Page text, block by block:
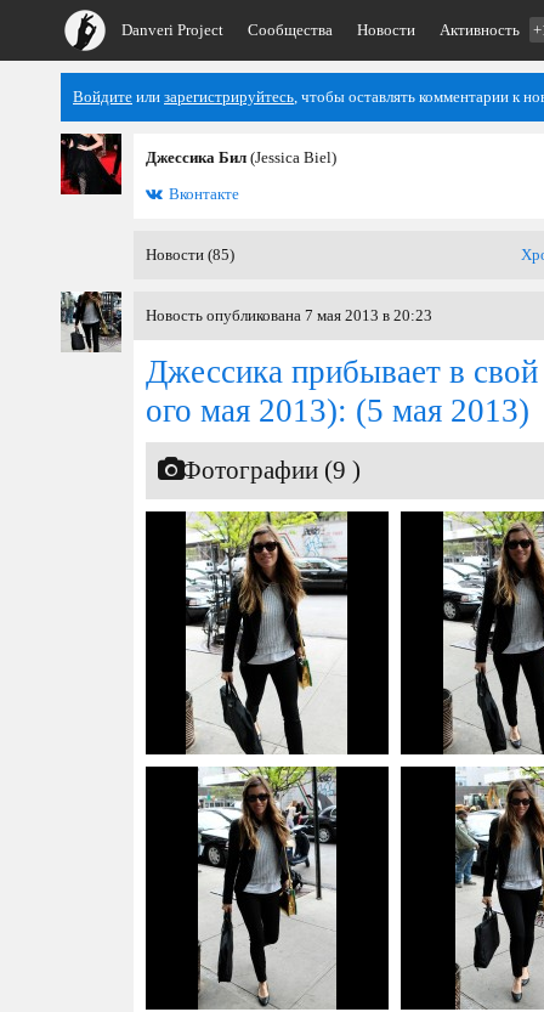
Danveri Project Сообщества Новости Активность
Войдите или зарегистрируйтесь, чтобы оставлять комментарии к
Джессика Бил (Jessica Biel)
Вконтакте
Новости (85)
Новость опубликована 7 мая 2013 в 20:23
Джессика прибывает в
ого мая 2013): (5 мая 2013)
Фотографии (9 )